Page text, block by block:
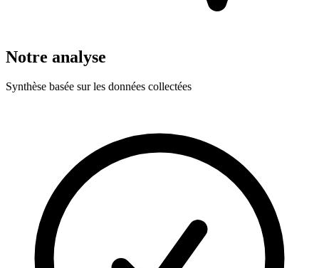
Notre analyse
Synthèse basée sur les données collectées